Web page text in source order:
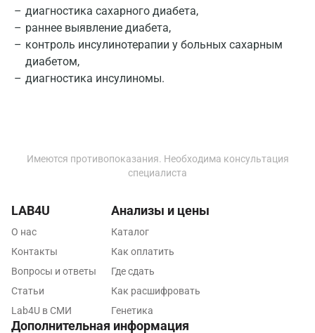
диагностика сахарного диабета,
раннее выявление диабета,
контроль инсулинотерапии у больных сахарным
диабетом,
диагностика инсулиномы.
Одинцово
Омск
Орел
Петрозаводск
Подольск
Пушкин
Имеются противопоказания. Необходима консультация
специалиста
LAB4U
О нас
Контакты
Вопросы и ответы
Статьи
Lab4U в СМИ
Анализы и цены
Каталог
Как оплатить
Где сдать
Как расшифровать
Генетика
Дополнительная информация